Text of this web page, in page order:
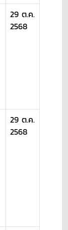
29 ต.ค.
2568
29 ต.ค.
2568